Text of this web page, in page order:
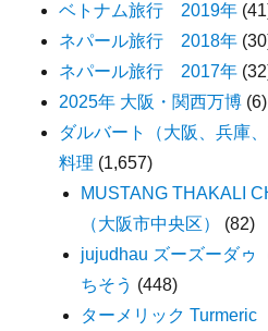
ベトナム旅行 2019年
ネパール旅行 2018年
ネパール旅行 2017年
2025年 大阪・関西万博 (6)
ダルバート（大阪、兵庫
料理 (1,657)
MUSTANG THAKALI
（大阪市中央区）
(82)
jujudhau ズーズーダゥ
ちそう (448)
ターメリック Turmeric